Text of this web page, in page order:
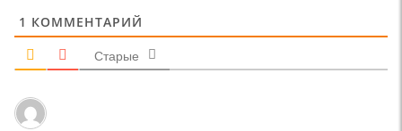
1 КОММЕНТАРИЙ
Старые